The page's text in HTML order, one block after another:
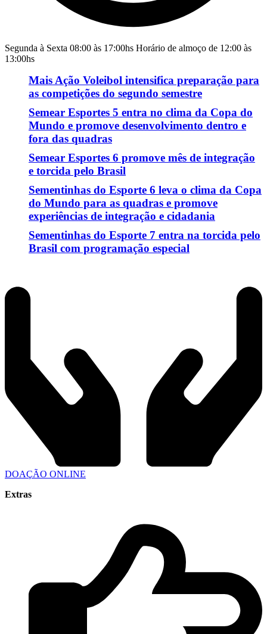
Segunda à Sexta 08:00 às 17:00hs Horário de almoço de 12:00 às
13:00hs
Mais Ação Voleibol intensifica preparação para
as competições do segundo semestre
Semear Esportes 5 entra no clima da Copa do
Mundo e promove desenvolvimento dentro e
fora das quadras
Semear Esportes 6 promove mês de integração
e torcida pelo Brasil
Sementinhas do Esporte 6 leva o clima da Copa
do Mundo para as quadras e promove
experiências de integração e cidadania
Sementinhas do Esporte 7 entra na torcida pelo
Brasil com programação especial
DOAÇÃO ONLINE
Extras